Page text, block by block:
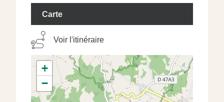
Carte
Voir l'itinéraire
+
−